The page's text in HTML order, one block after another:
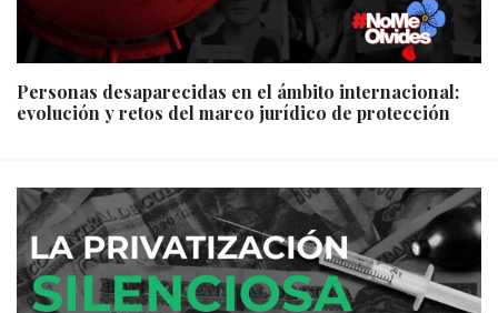
Personas desaparecidas en el ámbito internacional:
evolución y retos del marco jurídico de protección